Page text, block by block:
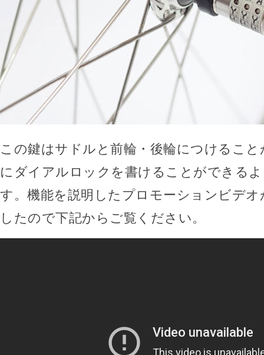
この鍵はサドルと前輪・後輪につけるこ
にダイアルロックを書けることができる
す。機能を説明したプロモーションビデ
したので下記からご覧ください。